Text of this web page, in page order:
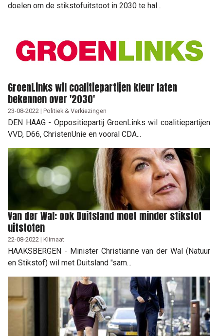
doelen om de stikstofuitstoot in 2030 te hal...
GroenLinks wil coalitiepartijen kleur laten
bekennen over '2030'
23-08-2022 | Politiek & Verkiezingen
DEN HAAG - Oppositiepartij GroenLinks wil coalitiepartijen
VVD, D66, ChristenUnie en vooral CDA...
Van der Wal: ook Duitsland moet minder stikstof
uitstoten
22-08-2022 | Klimaat
HAAKSBERGEN - Minister Christianne van der Wal (Natuur
en Stikstof) wil met Duitsland "sam...